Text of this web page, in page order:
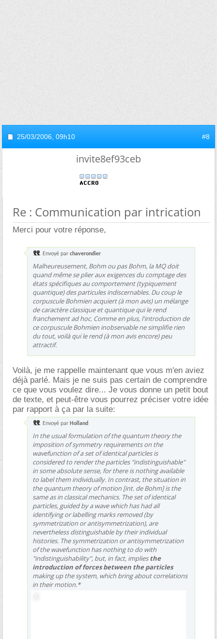
25/03/2006, 09h10 #8
invite8ef93ceb
Re : Communication par intrication
Merci pour votre réponse,
Envoyé par chaverondier
Malheureusement, Bohm ou pas Bohm, la MQ doit
quand même se plier aux exigences du comptage des
états spécifiques au comportement (typiquement
quantique) des particules indiscernables. Du coup le
corpuscule Bohmien acquiert (à mon avis) un mélange
de caractère classique et quantique qui le rend
franchement ad hoc. Comme en plus, l'introduction de
ce corpuscule Bohmien inobservable ne simplifie rien
du tout, voilà qui le rend (à mon avis encore) peu
attractif.
Voilà, je me rappelle maintenant que vous m'en aviez
déjà parlé. Mais je ne suis pas certain de comprendre
ce que vous voulez dire... Je vous donne un petit bout
de texte, et peut-être vous pourrez préciser votre idée
par rapport à ça par la suite:
Envoyé par Holland
In the usual formulation of the quantum theory the
imposition of symmetry requirements on the
wavefunction of a set of identical particles is
considered to render the particles "indistinguishable"
in some absolute sense, for there is nothing available
to label them individually. In contrast, the situation in
the quantum theory of motion [int. de Bohm] is the
same as in classical mechanics. The set of identical
particles, guided by a wave which has had all
identifying or labelling marks removed (by
symmetrization or antisymmetrization), are
nevertheless distinguishable by their individual
histories. The symmetrization or antisymmetrization
of the wavefunction has nothing to do with
"indistinguishability", but, in fact, impliesthe
introduction of forces between the particles
making up the system, which bring about correlations
in their motion.*